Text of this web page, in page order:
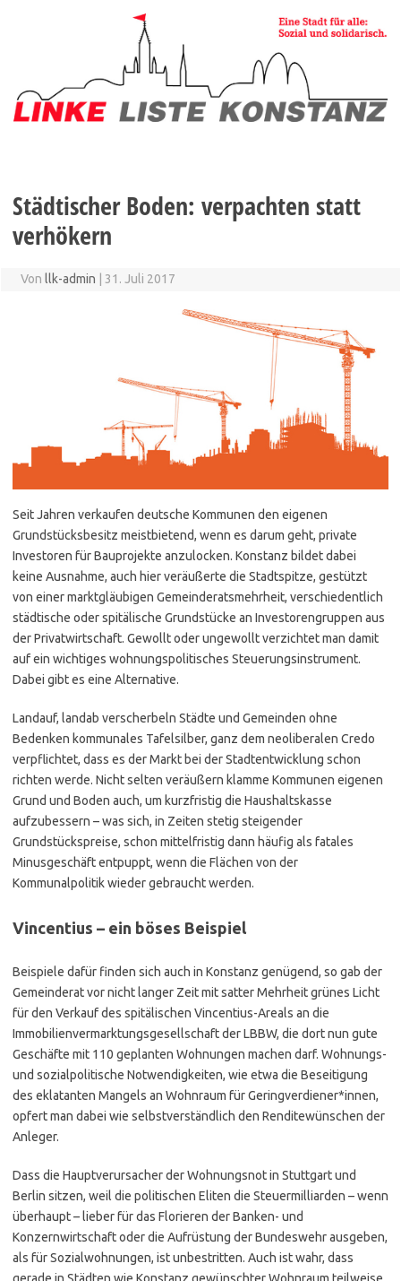
Städtischer Boden: verpachten statt
verhökern
Von llk-admin 31. Juli 2017
Seit Jahren verkaufen deutsche Kommunen den eigenen
Grundstücksbesitz meistbietend, wenn es darum geht, private
Investoren für Bauprojekte anzulocken. Konstanz bildet dabei
keine Ausnahme, auch hier veräußerte die Stadtspitze, gestützt
von einer marktgläubigen Gemeinderatsmehrheit, verschiedentlich
städtische oder spitälische Grundstücke an Investorengruppen aus
der Privatwirtschaft. Gewollt oder ungewollt verzichtet man damit
auf ein wichtiges wohnungspolitisches Steuerungsinstrument.
Dabei gibt es eine Alternative.
Landauf, landab verscherbeln Städte und Gemeinden ohne
Bedenken kommunales Tafelsilber, ganz dem neoliberalen Credo
verpflichtet, dass es der Markt bei der Stadtentwicklung schon
richten werde. Nicht selten veräußern klamme Kommunen eigenen
Grund und Boden auch, um kurzfristig die Haushaltskasse
aufzubessern – was sich, in Zeiten stetig steigender
Grundstückspreise, schon mittelfristig dann häufig als fatales
Minusgeschäft entpuppt, wenn die Flächen von der
Kommunalpolitik wieder gebraucht werden.
Vincentius – ein böses Beispiel
Beispiele dafür finden sich auch in Konstanz genügend, so gab der
Gemeinderat vor nicht langer Zeit mit satter Mehrheit grünes Licht
für den Verkauf des spitälischen Vincentius-Areals an die
Immobilienvermarktungsgesellschaft der LBBW, die dort nun gute
Geschäfte mit 110 geplanten Wohnungen machen darf. Wohnungs-
und sozialpolitische Notwendigkeiten, wie etwa die Beseitigung
des eklatanten Mangels an Wohnraum für Geringverdiener*innen,
opfert man dabei wie selbstverständlich den Renditewünschen der
Anleger.
Dass die Hauptverursacher der Wohnungsnot in Stuttgart und
Berlin sitzen, weil die politischen Eliten die Steuermilliarden – wenn
überhaupt – lieber für das Florieren der Banken- und
Konzernwirtschaft oder die Aufrüstung der Bundeswehr ausgeben,
als für Sozialwohnungen, ist unbestritten. Auch ist wahr, dass